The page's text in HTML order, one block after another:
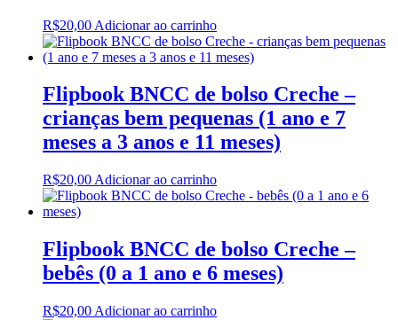
R$20,00 Adicionar ao carrinho
Flipbook BNCC de bolso Creche –
crianças bem pequenas (1 ano e 7
meses a 3 anos e 11 meses)
R$20,00 Adicionar ao carrinho
Flipbook BNCC de bolso Creche –
bebês (0 a 1 ano e 6 meses)
R$20,00 Adicionar ao carrinho